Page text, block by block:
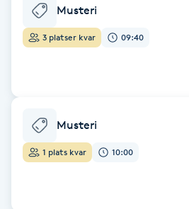
Gellack
Gravidyoga
Musteri
3 platser kvar 09:40
Musteri
1 plats kvar 10:00